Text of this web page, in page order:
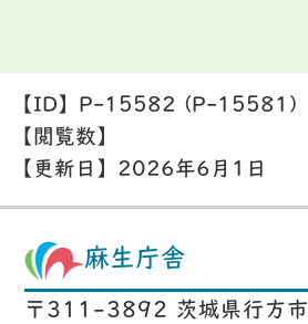
【ID】 P-15582 (P-15581)
【閲覧数】
【更新日】 2026年6月1日
麻生庁舎
〒311-3892 茨城県行方